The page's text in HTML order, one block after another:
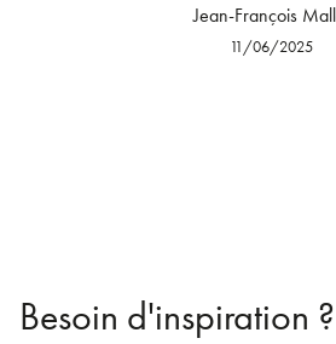
Jean-François
11/06/2025
Besoin d'inspiration ?